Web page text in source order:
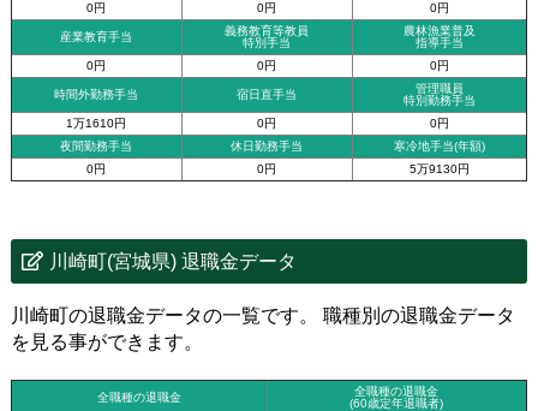
0円
0円 0円
産業教育手当
義務教育等教員
特別手当
農林漁業普及
指導手当
0円
0円 0円
時間外勤務手当 宿日直手当
管理職員
特別勤務手当
1万1610円
0円
0円
夜間勤務手当
休日勤務手当
寒冷地手当(年額)
0円
0円 5万9130円
川崎町(宮城県) 退職金データ
川崎町の退職金データの一覧です。 職種別の退職金データ
を見る事ができます。
全職種の退職金
全職種の退職金
(60歳定年退職者)